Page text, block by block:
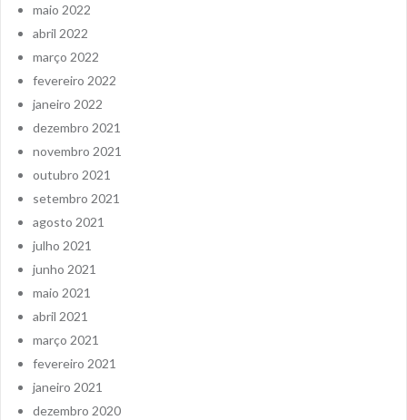
maio 2022
abril 2022
março 2022
fevereiro 2022
janeiro 2022
dezembro 2021
novembro 2021
outubro 2021
setembro 2021
agosto 2021
julho 2021
junho 2021
maio 2021
abril 2021
março 2021
fevereiro 2021
janeiro 2021
dezembro 2020